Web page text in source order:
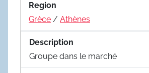
Region
Grèce / Athènes
Description
Groupe dans le marché